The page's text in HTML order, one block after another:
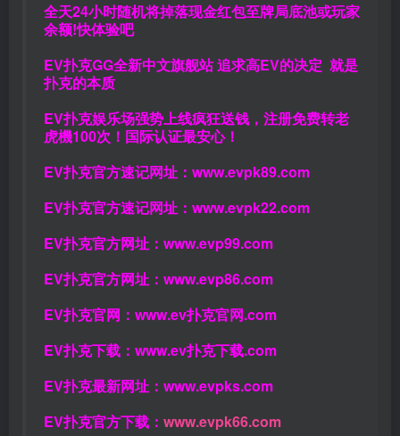
全天24小时随机将掉落现金红包至牌局底池或玩家
余额!快体验吧
EV扑克GG全新中文旗舰站追求高EV的决定 就是
扑克的本质
EV扑克娱乐场强势上线疯狂送钱，注册免费转老
虎機100次！国际认证最安心！
EV扑克官方速记网址： www.evpk89.com
EV扑克官方速记网址： www.evpk22.com
EV扑克官方网址： www.evp99.com
EV扑克官方网址： www.evp86.com
EV扑克官网： www.ev扑克官网.com
EV扑克下载： www.ev扑克下载.com
EV扑克最新网址： www.evpks.com
EV扑克官方下载： www.evpk66.com